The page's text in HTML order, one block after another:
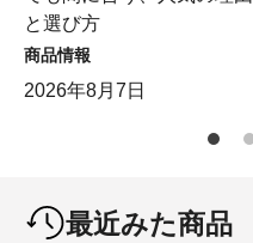
と選び方
商品情報
2026年8月7日
最近みた商品